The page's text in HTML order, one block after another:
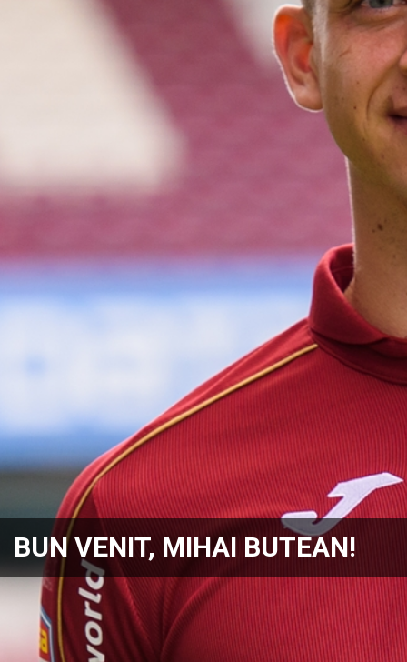
BUN VENIT, MIHAI BUTEAN!